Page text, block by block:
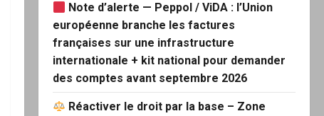
Note d’alerte — Peppol / ViDA : l’Union
européenne branche les factures
françaises sur une infrastructure
internationale + kit national pour demander
des comptes avant septembre 2026
Réactiver le droit par la base – Zone